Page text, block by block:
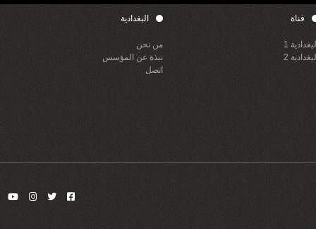
قناة
البغدادية 1
البغدادية 2
البغدادية
من نحن
نبذة عن المؤسس
اتصل